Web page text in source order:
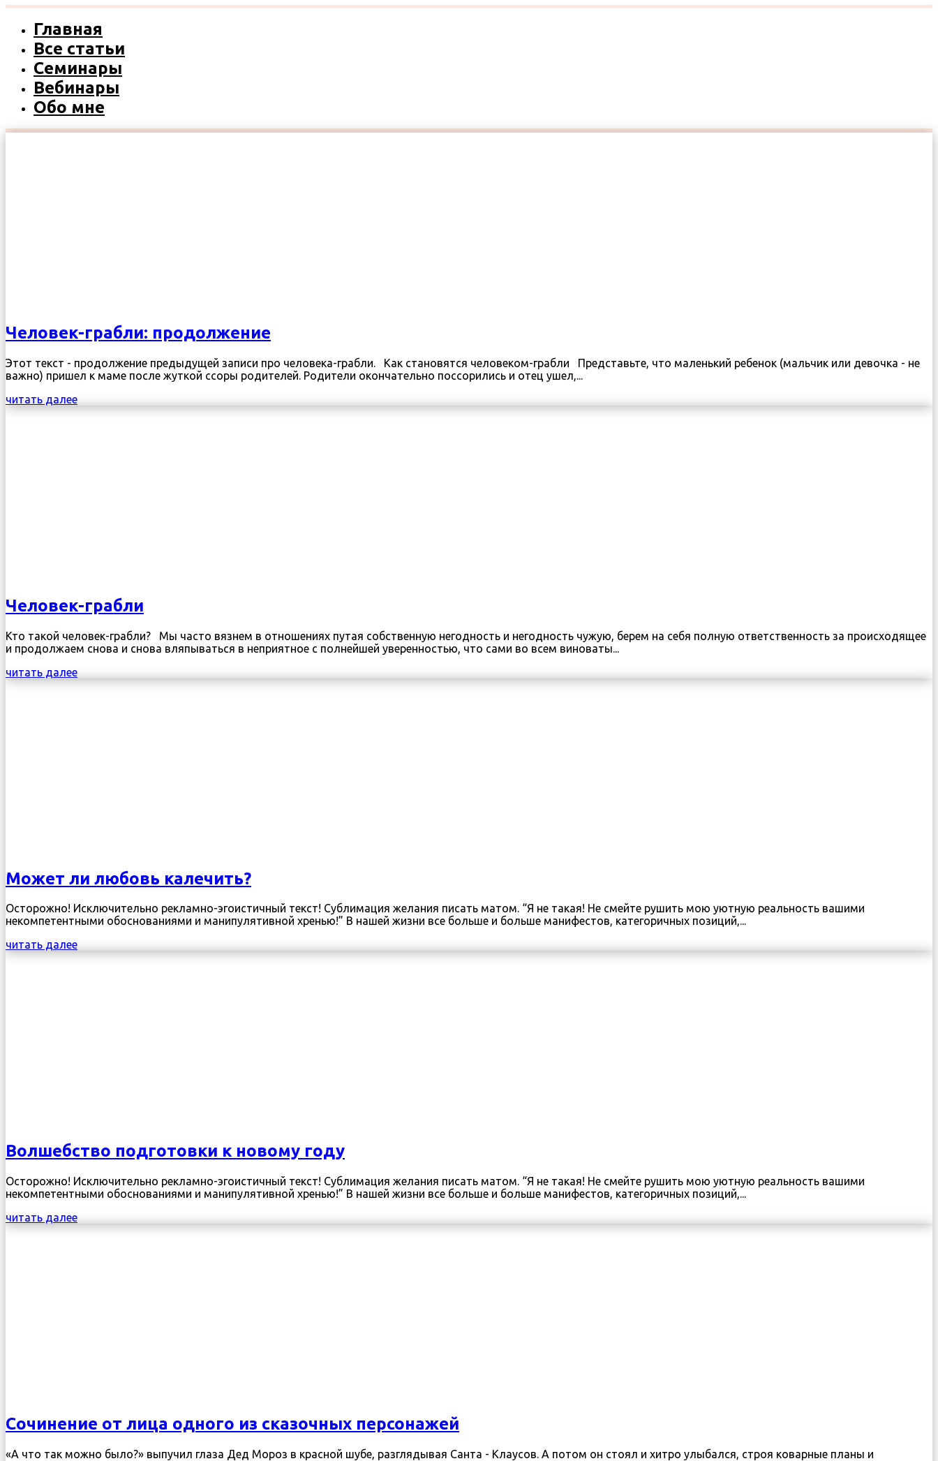
Главная
Все статьи
Семинары
Вебинары
Обо мне
Человек-грабли: продолжение
Этот текст - продолжение предыдущей записи про человека-грабли. Как становятся человеком-грабли Представьте, что маленький ребенок (мальчик или девочка - не
важно) пришел к маме после жуткой ссоры родителей. Родители окончательно поссорились и отец ушел,...
читать далее
Человек-грабли
Кто такой человек-грабли? Мы часто вязнем в отношениях путая собственную негодность и негодность чужую, берем на себя полную ответственность за происходящее
и продолжаем снова и снова вляпываться в неприятное с полнейшей уверенностью, что сами во всем виноваты...
читать далее
Может ли любовь калечить?
Осторожно! Исключительно рекламно-эгоистичный текст! Сублимация желания писать матом. “Я не такая! Не смейте рушить мою уютную реальность вашими
некомпетентными обоснованиями и манипулятивной хренью!” В нашей жизни все больше и больше манифестов, категоричных позиций,...
читать далее
Волшебство подготовки к новому году
Осторожно! Исключительно рекламно-эгоистичный текст! Сублимация желания писать матом. “Я не такая! Не смейте рушить мою уютную реальность вашими
некомпетентными обоснованиями и манипулятивной хренью!” В нашей жизни все больше и больше манифестов, категоричных позиций,...
читать далее
Сочинение от лица одного из сказочных персонажей
«А что так можно было?» выпучил глаза Дед Мороз в красной шубе, разглядывая Санта - Клаусов. А потом он стоял и хитро улыбался, строя коварные планы и